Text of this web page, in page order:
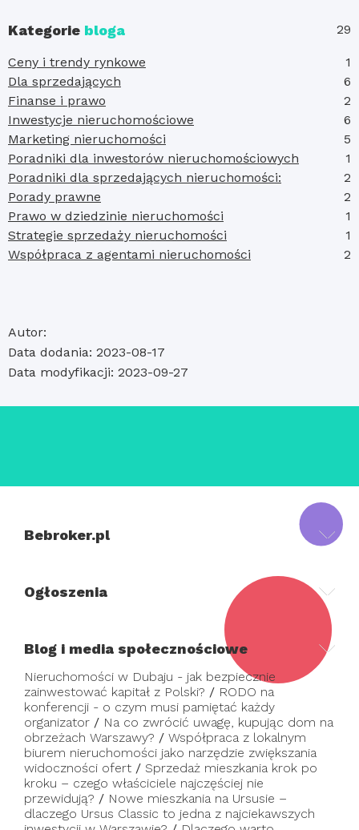
Autor:
Data dodania: 2023-08-17
Data modyfikacji: 2023-09-27
Kategorie bloga 29
Ceny i trendy rynkowe
1
Dla sprzedających
6
Finanse i prawo
2
Inwestycje nieruchomościowe
6
Marketing nieruchomości
5
Poradniki dla inwestorów nieruchomościowych
1
Poradniki dla sprzedających nieruchomości:
2
Porady prawne
2
Prawo w dziedzinie nieruchomości
1
Strategie sprzedaży nieruchomości
1
Współpraca z agentami nieruchomości
2
Bebroker.pl
Ogłoszenia
Blog i media społecznościowe
Nieruchomości w Dubaju - jak bezpiecznie
zainwestować kapitał z Polski? / RODO na
konferencji - o czym musi pamiętać każdy
organizator / Na co zwrócić uwagę, kupując dom na
obrzeżach Warszawy? / Współpraca z lokalnym
biurem nieruchomości jako narzędzie zwiększania
widoczności ofert / Sprzedaż mieszkania krok po
kroku – czego właściciele najczęściej nie
przewidują? / Nowe mieszkania na Ursusie –
dlaczego Ursus Classic to jedna z najciekawszych